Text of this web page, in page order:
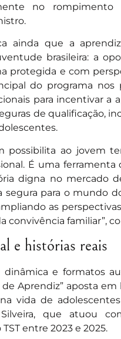
no rompimento
ainda que a
brasileira: a
protegida e com
do programa nos
para incentivar
de qualificação,
possibilita ao jovem
É uma
digna no mercado
segura para o mundo
as
convivência familiar”,
e histórias reais
e formatos
de Aprendiz” aposta
vida de
que atuou
entre 2023 e 2025.